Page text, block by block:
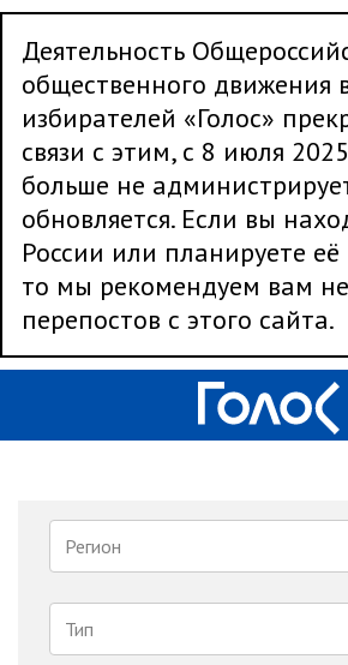
Деятельность
общественного движения
избирателей «Голос»
связи с этим, с 8 июля
больше не
обновляется. Если вы
России или планируете
то мы рекомендуем вам
перепостов с этого сайта.
Регион
Тип